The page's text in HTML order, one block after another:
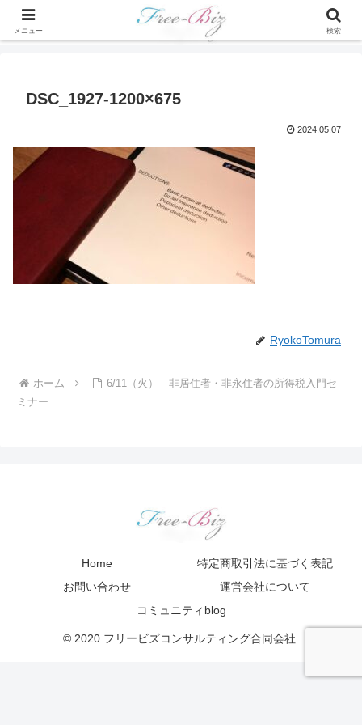
DSC_1927-1200×675
2024.05.07
RyokoTomura
ホーム
6/11（火） 非居住者・非永住者の所得税入門セ
ミナー
Home
特定商取引法に基づく表記
お問い合わせ
運営会社について
コミュニティblog
© 2020 フリービズコンサルティング合同会社.
メニュー 検索